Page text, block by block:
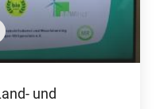
und